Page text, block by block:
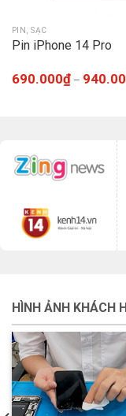
PIN, SẠC
Pin iPhone 14 Pro
690.000₫–
HÌNH ẢNH KHÁCH